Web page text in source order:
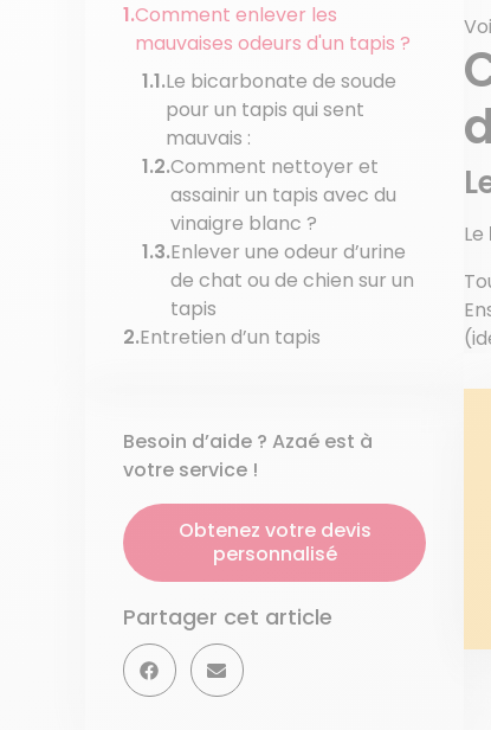
Comment enlever les
mauvaises odeurs d'un tapis ?
Le bicarbonate de soude
pour un tapis qui sent
mauvais :
Comment nettoyer et
assainir un tapis avec du
vinaigre blanc ?
Enlever une odeur d’urine
de chat ou de chien sur un
tapis
Entretien d’un tapis
Besoin d’aide ? Azaé est à
votre service !
Obtenez votre devis
personnalisé
Partager cet article
Le